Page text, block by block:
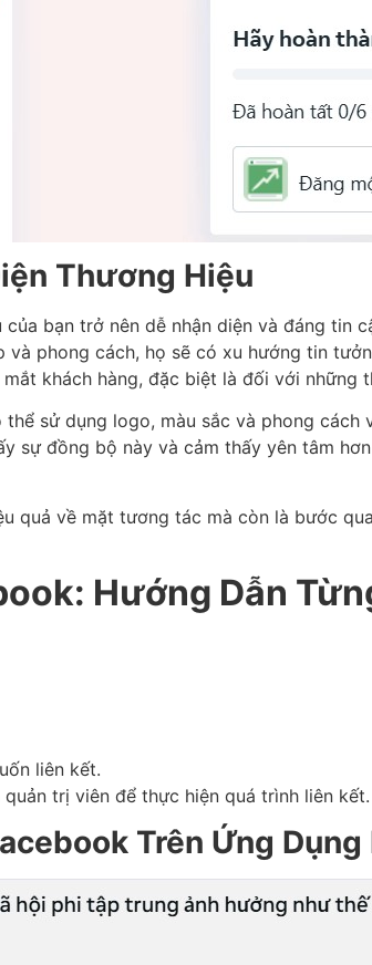
Thương Hiệu
bạn trở nên dễ nhận diện và đáng tin
phong cách, họ sẽ có xu hướng tin
khách hàng, đặc biệt là đối với những
sử dụng logo, màu sắc và phong cách
sự đồng bộ này và cảm thấy yên tâm
quả về mặt tương tác mà còn là bước
Hướng Dẫn
liên kết.
trị viên để thực hiện quá trình liên kết.
Trên Ứng